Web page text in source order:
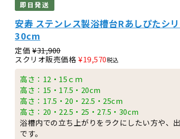
即日発送
安寿 ステンレス製浴槽台Rあしぴたシ
30cm
定価 ¥31,900
スクリオ販売価格 ¥19,570税込
高さ：12・15ｃｍ
高さ：15・17.5・20cm
高さ：17.5・20・22.5・25cm
高さ：20・22.5・25・27.5・30cm
浴槽内での立ち上がりをラクにしたい方や、
です。